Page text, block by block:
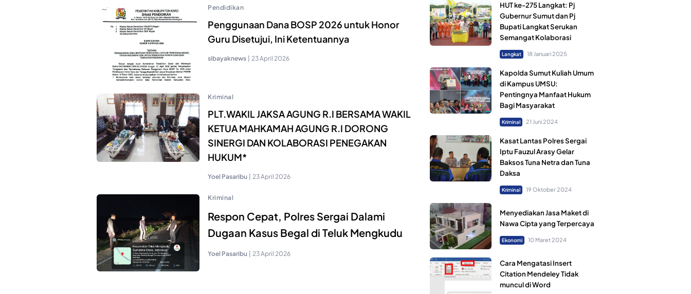
Pendidikan
Penggunaan Dana BOSP 2026 untuk Honor
Guru Disetujui, Ini Ketentuannya
sibayaknews 23 April 2026
Kriminal
PLT.WAKIL JAKSA AGUNG R.I BERSAMA WAKIL
KETUA MAHKAMAH AGUNG R.I DORONG
SINERGI DAN KOLABORASI PENEGAKAN
HUKUM*
Yoel Pasaribu 23 April 2026
Kriminal
Respon Cepat, Polres Sergai Dalami
Dugaan Kasus Begal di Teluk Mengkudu
Yoel Pasaribu 23 April 2026
HUT ke-275 Langkat: Pj
Gubernur Sumut dan Pj
Bupati Langkat Serukan
Semangat Kolaborasi
Langkat 18 Januari 2025
Kapolda Sumut Kuliah Umum
di Kampus UMSU:
Pentingnya Manfaat Hukum
Bagi Masyarakat
Kriminal 21 Juni 2024
Kasat Lantas Polres Sergai
Iptu Fauzul Arasy Gelar
Baksos Tuna Netra dan Tuna
Daksa
Kriminal 19 Oktober 2024
Menyediakan Jasa Maket di
Nawa Cipta yang Terpercaya
Ekonomi 10 Maret 2024
Cara Mengatasi Insert
Citation Mendeley Tidak
muncul di Word